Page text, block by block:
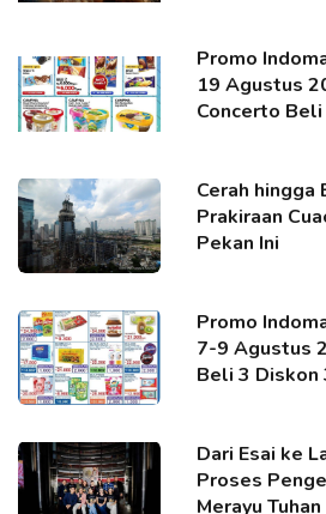
Promo
19 Agustus
Concerto
Cerah hingga
Prakiraan
Pekan Ini
Promo
7-9 Agustus
Beli 3 Diskon
Dari Esai ke
Proses
Merayu Tuhan